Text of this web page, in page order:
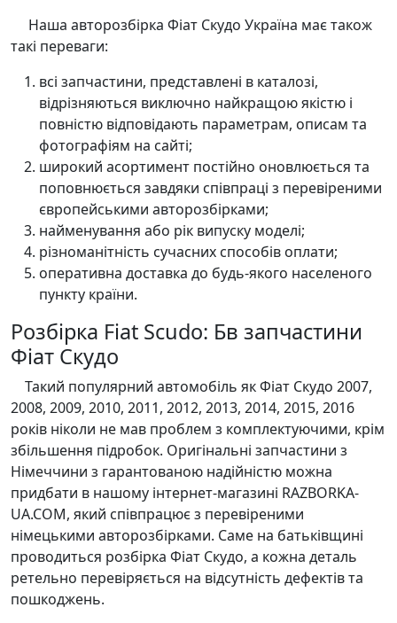
Наша авторозбірка Фіат Скудо Україна має також
такі переваги:
всі запчастини, представлені в каталозі,
відрізняються виключно найкращою якістю і
повністю відповідають параметрам, описам та
фотографіям на сайті;
широкий асортимент постійно оновлюється та
поповнюється завдяки співпраці з перевіреними
європейськими авторозбірками;
найменування або рік випуску моделі;
різноманітність сучасних способів оплати;
оперативна доставка до будь-якого населеного
пункту країни.
Розбірка Fiat Scudo: Бв запчастини
Фіат Скудо
Такий популярний автомобіль як Фіат Скудо 2007,
2008, 2009, 2010, 2011, 2012, 2013, 2014, 2015, 2016
років ніколи не мав проблем з комплектуючими, крім
збільшення підробок. Оригінальні запчастини з
Німеччини з гарантованою надійністю можна
придбати в нашому інтернет-магазині RAZBORKA-
UA.COM, який співпрацює з перевіреними
німецькими авторозбірками. Саме на батьківщині
проводиться розбірка Фіат Скудо, а кожна деталь
ретельно перевіряється на відсутність дефектів та
пошкоджень.